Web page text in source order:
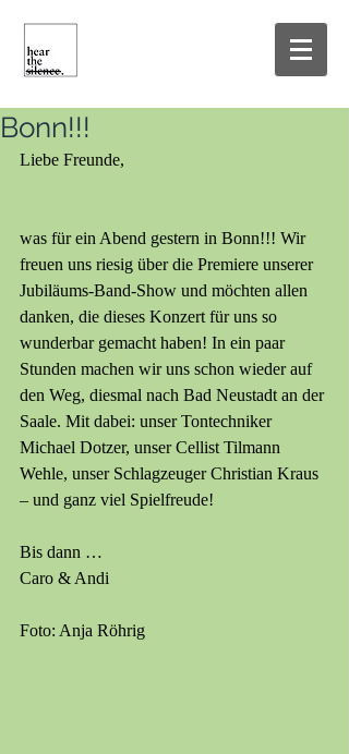
Bonn!!!
Liebe Freunde,
was für ein Abend gestern in Bonn!!! Wir
freuen uns riesig über die Premiere unserer
Jubiläums-Band-Show und möchten allen
danken, die dieses Konzert für uns so
wunderbar gemacht haben! In ein paar
Stunden machen wir uns schon wieder auf
den Weg, diesmal nach Bad Neustadt an der
Saale. Mit dabei: unser Tontechniker
Michael Dotzer, unser Cellist Tilmann
Wehle, unser Schlagzeuger Christian Kraus
– und ganz viel Spielfreude!
Bis dann …
Caro & Andi
Foto: Anja Röhrig